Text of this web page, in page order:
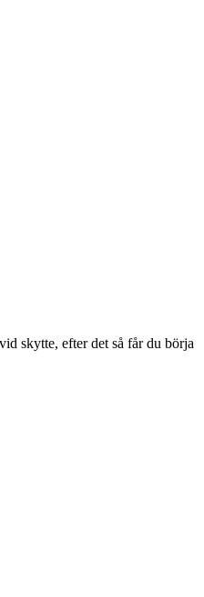
skytte, efter det så får du börja